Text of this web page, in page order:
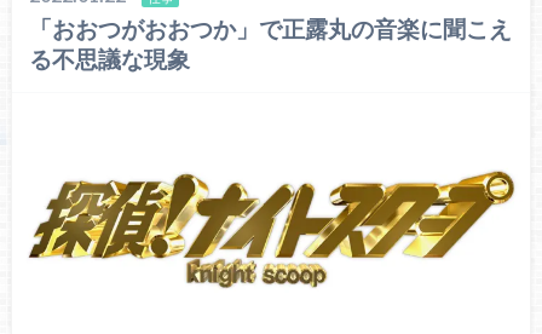
「おおつがおおつか」で正露丸の音楽に聞こえ
る不思議な現象